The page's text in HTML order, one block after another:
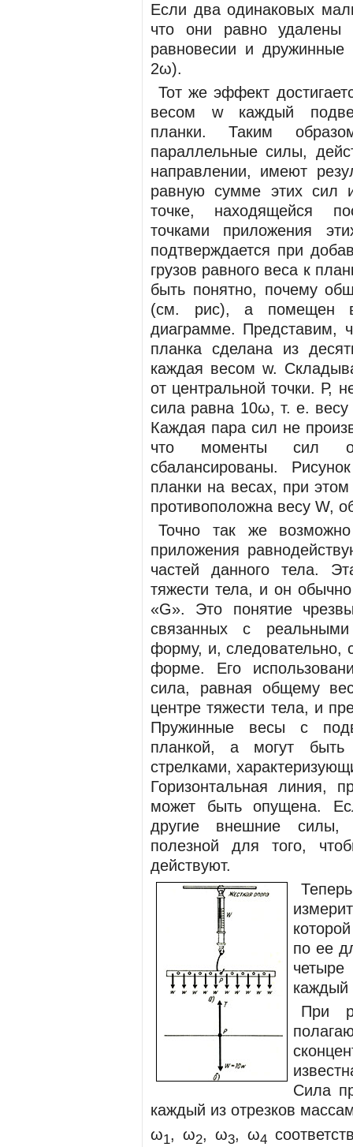
Если два одинаковых
что они равно удалены
равновесии и
2ω).
Тот же эффект
весом w каждый
планки. Таким
параллельные силы,
направлении, имеют
равную сумме этих сил
точке, находящейся
точками приложения
подтверждается при
грузов равного веса к
быть понятно, почему
(см. рис), а помещен
диаграмме. Представим,
планка сделана из
каждая весом w.
от центральной точки. Р,
сила равна 10ω, т. е.
Каждая пара сил не
что моменты сил
сбалансированы.
планки на весах, при
противоположна весу W,
Точно так же
приложения
частей данного тела.
тяжести тела, и он
«G». Это понятие
связанных с
форму, и, следовательно,
форме. Его
сила, равная общему
центре тяжести тела, и
Пружинные весы с
планкой, а могут быть
стрелками,
Горизонтальная линия,
может быть опущена.
другие внешние силы,
полезной для того,
действуют.
по ее
четыре
каждый
При
Cила
каждый из отрезков
ω1, ω2, ω3, ω4